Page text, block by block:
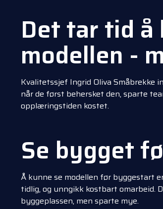
Det tar tid
modellen -
Kvalitetssjef Ingrid Oliva Småbrekke
når de først behersket den, sparte
opplæringstiden kostet.
Se bygget
Å kunne se modellen før byggestart
tidlig, og unngikk kostbart omarbeid.
byggeplassen, men sparte mye.